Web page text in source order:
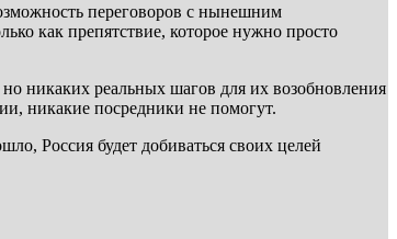
переговоров с нынешним
как препятствие, которое нужно просто
никаких реальных шагов для их возобновления
никакие посредники не помогут.
Россия будет добиваться своих целей